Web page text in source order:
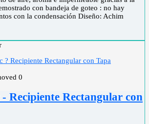
con bandeja de goteo : no hay
con la condensación Diseño: Achim
0
Recipiente Rectangular con